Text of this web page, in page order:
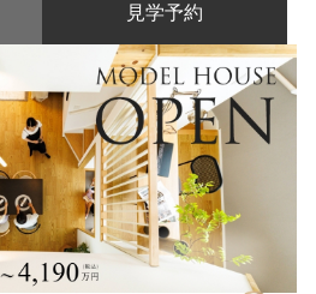
見学予約